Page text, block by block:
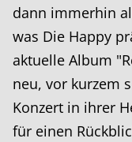
dann immerhin
was Die Happy
aktuelle Album
neu, vor kurzem
Konzert in ihrer
für einen